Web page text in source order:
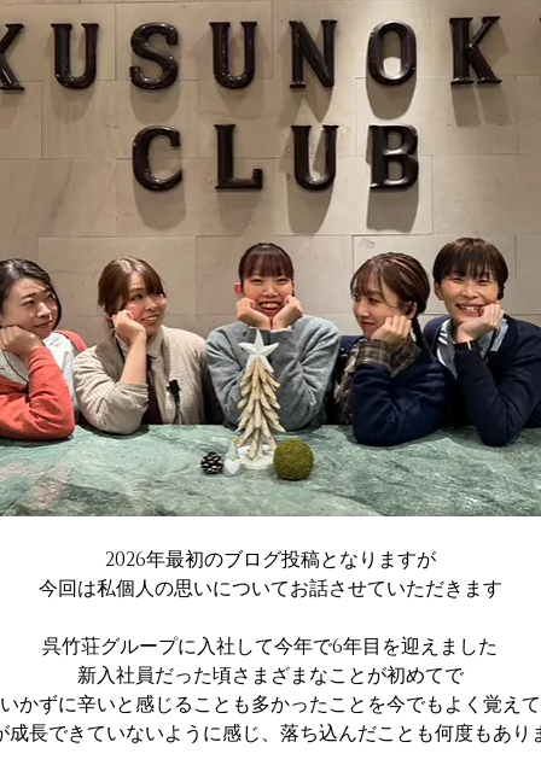
2026年最初のブログ投稿となりますが
今回は私個人の思いについてお話させていただきます
呉竹荘グループに入社して今年で6年目を迎えました
新入社員だった頃さまざまなことが初めてで
かずに辛いと感じることも多かったことを今でもよく覚え
成長できていないように感じ、落ち込んだことも何度もあり